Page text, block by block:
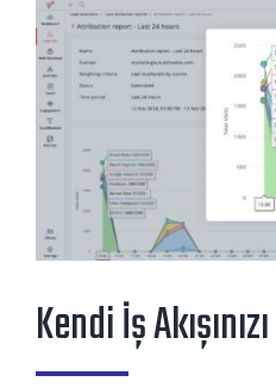
Kendi İş